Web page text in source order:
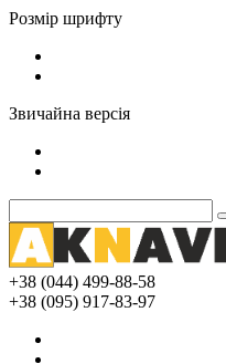
Розмір шрифту
Звичайна версія
+38 (044) 499-88-58
+38 (095) 917-83-97